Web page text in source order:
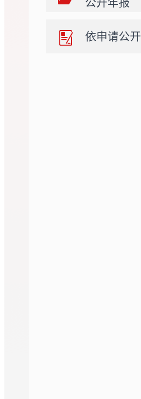
依申请公开